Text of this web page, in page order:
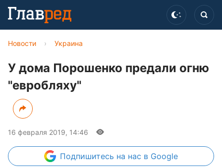
Новости › Украина
У дома Порошенко предали огню
"евробляху"
16 февраля 2019, 14:46
Подпишитесь на нас в Google